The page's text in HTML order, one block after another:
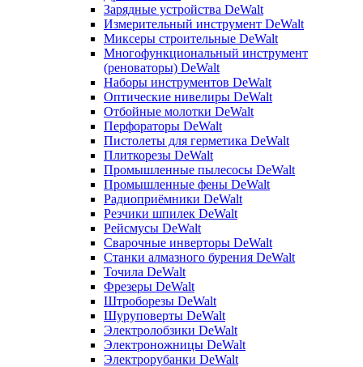
Зарядные устройства DeWalt
Измерительный инструмент DeWalt
Миксеры строительные DeWalt
Многофункциональный инструмент
(реноваторы) DeWalt
Наборы инструментов DeWalt
Оптические нивелиры DeWalt
Отбойные молотки DeWalt
Перфораторы DeWalt
Пистолеты для герметика DeWalt
Плиткорезы DeWalt
Промышленные пылесосы DeWalt
Промышленные фены DeWalt
Радиоприёмники DeWalt
Резчики шпилек DeWalt
Рейсмусы DeWalt
Сварочные инверторы DeWalt
Станки алмазного бурения DeWalt
Точила DeWalt
Фрезеры DeWalt
Штроборезы DeWalt
Шуруповерты DeWalt
Электролобзики DeWalt
Электроножницы DeWalt
Электрорубанки DeWalt